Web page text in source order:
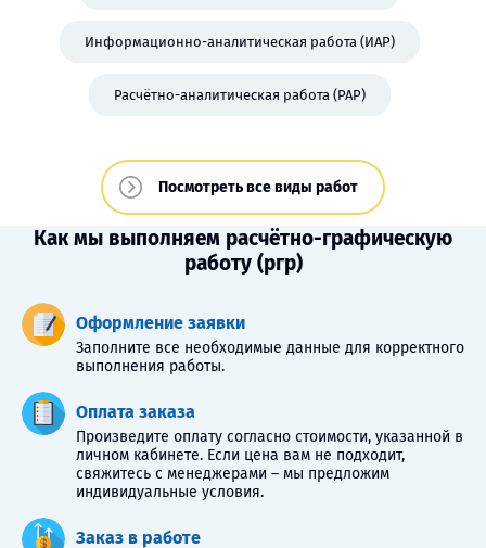
Информационно-аналитическая работа (ИАР)
Расчётно-аналитическая работа (РАР)
Посмотреть все виды работ
Как мы выполняем расчётно-графическую
работу (ргр)
Оформление заявки
Заполните все необходимые данные для корректного
выполнения работы.
Оплата заказа
Произведите оплату согласно стоимости, указанной в
личном кабинете. Если цена вам не подходит,
свяжитесь с менеджерами – мы предложим
индивидуальные условия.
Заказ в работе